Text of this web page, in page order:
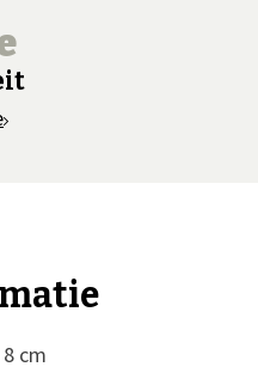
cm